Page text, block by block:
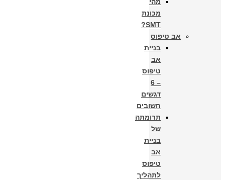
מהי
מכונת
SMT?
אב טיפוס
בניית
אב
טיפוס
– 6
דגשים
חשובים
תרומתה
של
בניית
אב
טיפוס
לתהליך